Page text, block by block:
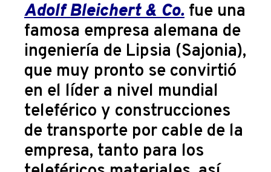
Adolf Bleichert & Co. fue una
famosa empresa alemana de
ingeniería de Lipsia (Sajonia),
que muy pronto se convirtió
en el líder a nivel mundial
teleférico y construcciones
de transporte por cable de la
empresa, tanto para los